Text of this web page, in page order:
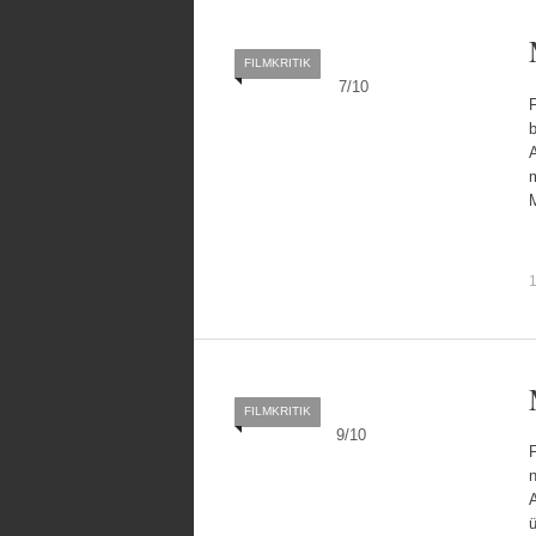
7/10
FILMKRITIK
9/10
FILMKRITIK